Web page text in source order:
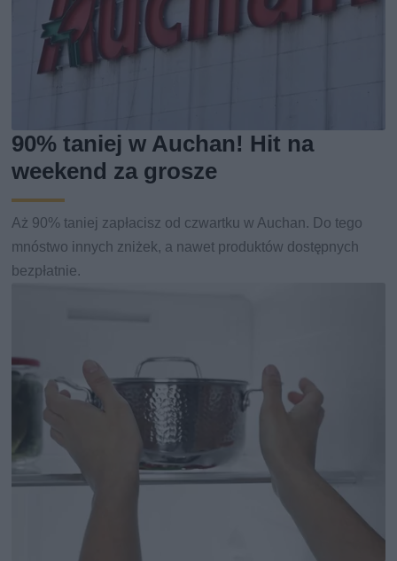
90% taniej w Auchan! Hit na
weekend za grosze
Aż 90% taniej zapłacisz od czwartku w Auchan. Do tego
mnóstwo innych zniżek, a nawet produktów dostępnych
bezpłatnie.